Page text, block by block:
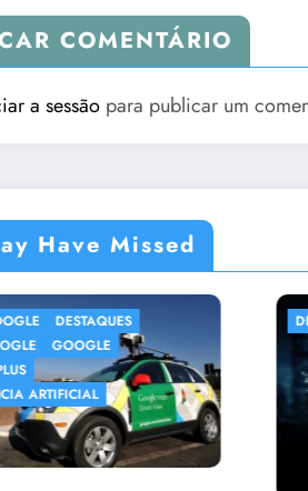
COMENTÁRIO
a sessão para publicar um
Have Missed
DICAS INTERNET